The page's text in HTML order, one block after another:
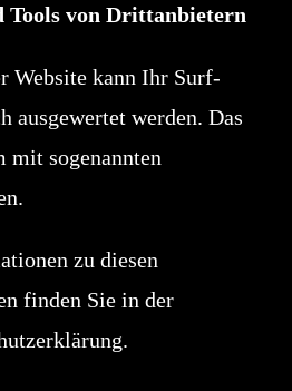
Tools von Drittanbietern
Website kann Ihr Surf-
ausgewertet werden. Das
mit sogenannten
zu diesen
finden Sie in der